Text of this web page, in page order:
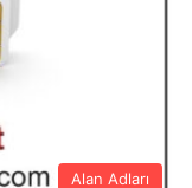
Alan Adları